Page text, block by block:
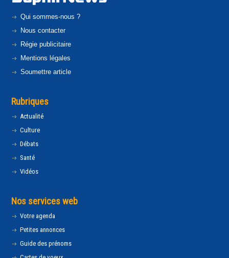
Qui sommes-nous ?
Nous contacter
Régie publicitaire
Mentions légales
Soumettre article
Rubriques
Actualité
Culture
Débats
Santé
Vidéos
Nos services web
Votre agenda
Petites annonces
Guide des prénoms